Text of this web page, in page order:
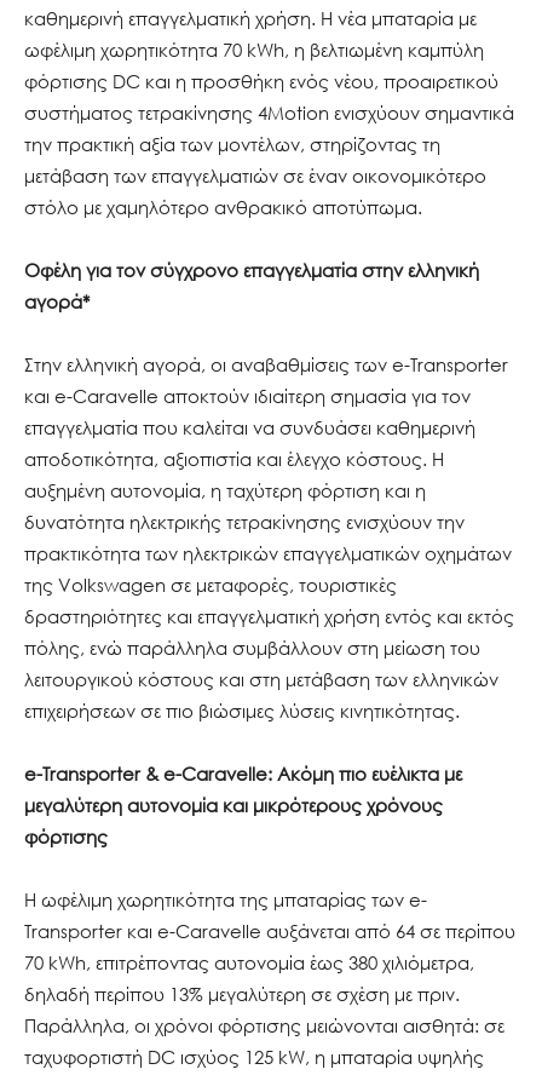
καθημερινή επαγγελματική χρήση. Η νέα μπαταρία με
ωφέλιμη χωρητικότητα 70 kWh, η βελτιωμένη καμπύλη
φόρτισης DC και η προσθήκη ενός νέου, προαιρετικού
συστήματος τετρακίνησης 4Motion ενισχύουν σημαντικά
την πρακτική αξία των μοντέλων, στηρίζοντας τη
μετάβαση των επαγγελματιών σε έναν οικονομικότερο
στόλο με χαμηλότερο ανθρακικό αποτύπωμα.
Οφέλη για τον σύγχρονο επαγγελματία στην ελληνική
αγορά*
Στην ελληνική αγορά, οι αναβαθμίσεις των e-Transporter
και e-Caravelle αποκτούν ιδιαίτερη σημασία για τον
επαγγελματία που καλείται να συνδυάσει καθημερινή
αποδοτικότητα, αξιοπιστία και έλεγχο κόστους. Η
αυξημένη αυτονομία, η ταχύτερη φόρτιση και η
δυνατότητα ηλεκτρικής τετρακίνησης ενισχύουν την
πρακτικότητα των ηλεκτρικών επαγγελματικών οχημάτων
της Volkswagen σε μεταφορές, τουριστικές
δραστηριότητες και επαγγελματική χρήση εντός και εκτός
πόλης, ενώ παράλληλα συμβάλλουν στη μείωση του
λειτουργικού κόστους και στη μετάβαση των ελληνικών
επιχειρήσεων σε πιο βιώσιμες λύσεις κινητικότητας.
e-Transporter & e-Caravelle: Ακόμη πιο ευέλικτα με
μεγαλύτερη αυτονομία και μικρότερους χρόνους
φόρτισης
Η ωφέλιμη χωρητικότητα της μπαταρίας των e-
Transporter και e-Caravelle αυξάνεται από 64 σε περίπου
70 kWh, επιτρέποντας αυτονομία έως 380 χιλιόμετρα,
δηλαδή περίπου 13% μεγαλύτερη σε σχέση με πριν.
Παράλληλα, οι χρόνοι φόρτισης μειώνονται αισθητά: σε
ταχυφορτιστή DC ισχύος 125 kW, η μπαταρία υψηλής